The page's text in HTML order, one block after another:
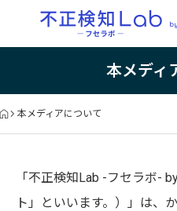
本メディ
本メディアについて
「不正検知Lab -フセラボ-
ト」といいます。）」は、